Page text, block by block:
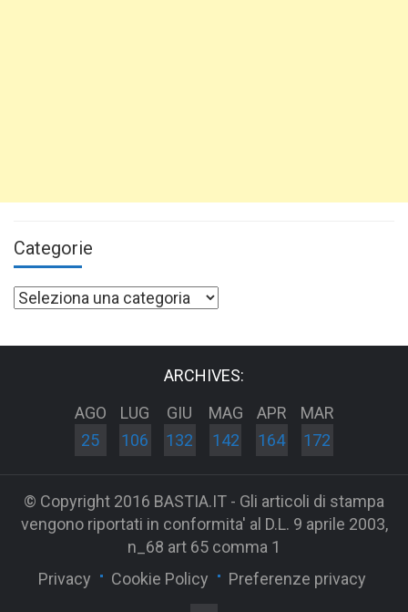
Categorie
Categorie
ARCHIVES:
AGO
25
LUG
106
GIU
132
MAG
142
APR
164
MAR
172
© Copyright 2016 BASTIA.IT - Gli articoli di stampa
vengono riportati in conformita' al D.L. 9 aprile 2003,
n_68 art 65 comma 1
Privacy
Cookie Policy Preferenze privacy